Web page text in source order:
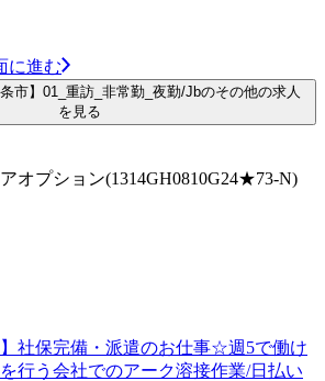
に進む
市】01_重訪_非常勤_夜勤/Jbのその他の求人
を見る
オプション(1314GH0810G24★73-N)
】社保完備・派遣のお仕事☆週5で働け
行う会社でのアーク溶接作業/日払い